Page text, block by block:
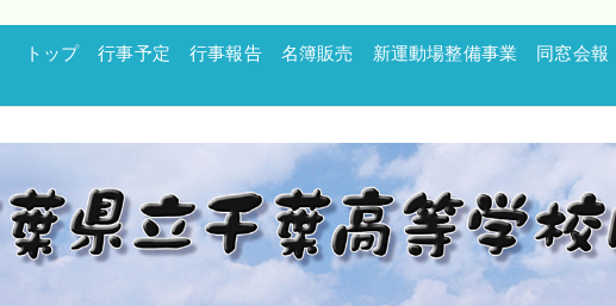
トップ 行事予定 行事報告 名簿販売 新運動場整備事業 同窓会報